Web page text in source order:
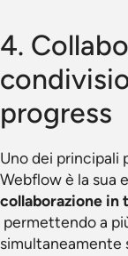
4.
progress
Uno dei principali
Webflow è la sua
collaborazione in
permettendo a
simultaneamente